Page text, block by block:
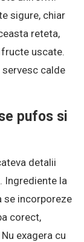
sigure, chiar
reteta,
uscate.
calde
pufos si
detalii
Ingrediente la
se incorporeze
corect,
exagera cu